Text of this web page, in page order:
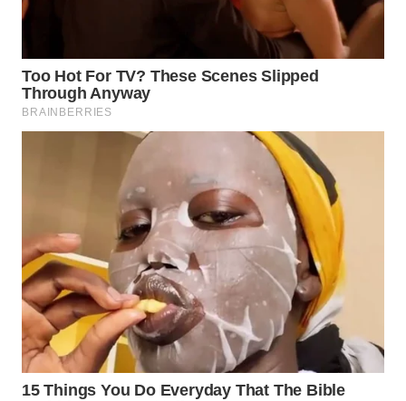
WAHANA
TRAVEL
WAHANANEWS
CO ID
WAHANANEWS
NET
WAHANA